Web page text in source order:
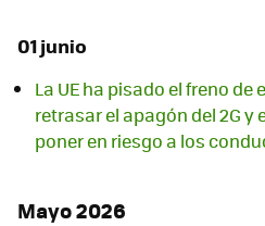
01 junio
La UE ha pisado el freno de
retrasar el apagón del 2G y
poner en riesgo a los
Mayo 2026